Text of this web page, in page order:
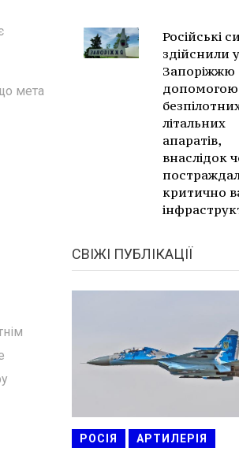
мета
Російські
здійснили
Запоріжжю
допомогою
літальних
апаратів,
внаслідок
критично
СВІЖІ ПУБЛІКАЦІЇ
РОСІЯ АРТИЛЕРІЯ